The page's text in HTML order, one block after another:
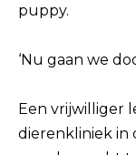
puppy.
‘Nu gaan we
Een vrijwilliger
dierenkliniek in